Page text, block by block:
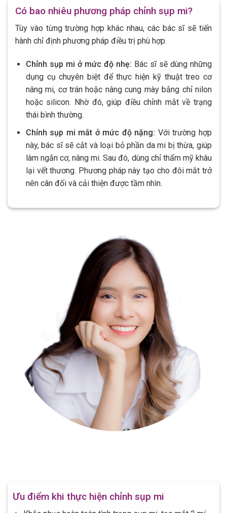
Có bao nhiêu phương pháp chỉnh sụp mi?
Tùy vào từng trường hợp khác nhau, các bác sĩ sẽ tiến
hành chỉ định phương pháp điều trị phù hợp.
Chỉnh sụp mi ở mức độ nhẹ: Bác sĩ sẽ dùng những
dụng cụ chuyên biệt để thực hiện kỹ thuật treo cơ
nâng mi, cơ trán hoặc nâng cung mày bằng chỉ nilon
hoặc silicon. Nhờ đó, giúp điều chỉnh mắt về trạng
thái bình thường.
Chỉnh sụp mi mắt ở mức độ nặng: Với trường hợp
này, bác sĩ sẽ cắt và loại bỏ phần da mi bị thừa, giúp
làm ngắn cơ, nâng mi. Sau đó, dùng chỉ thẩm mỹ khâu
lại vết thương. Phương pháp này tạo cho đôi mắt trở
nên cân đối và cải thiện được tầm nhìn.
Ưu điểm khi thực hiện chỉnh sụp mi